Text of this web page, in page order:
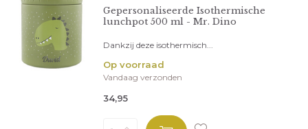
Gepersonaliseerde Isothermische
lunchpot 500 ml - Mr. Dino
Dankzij deze isothermisch...
Op voorraad
Vandaag verzonden
34,95